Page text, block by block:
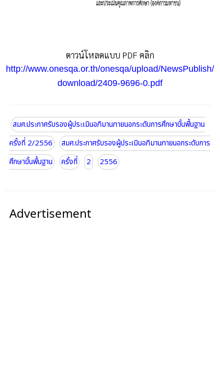
ดาวน์โหลดแบบ PDF คลิก
http://www.onesqa.or.th/onesqa/upload/NewsPublish/
download/2409-9696-0.pdf
สมศ.ประกาศรับรองผู้ประเมินอภิมานภายนอกระดับการศึกษาขั้นพื้นฐาน
ครั้งที่ 2/2556
สมศ.ประกาศรับรองผู้ประเมินอภิมานภายนอกระดับการ
ศึกษาขั้นพื้นฐาน
ครั้งที่ 2 2556
Advertisement